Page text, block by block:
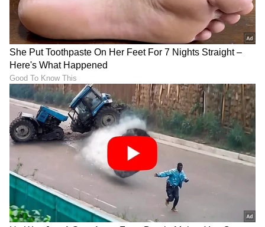
ಮಿಥುನ್ ಚಕ್ರವರ್ತಿ ಆರೋಗ್ಯದಲ್ಲಿ
ಏರುಪೇರು; ಆಸ್ಪತ್ರೆಗೆ ಭೇಟಿ ನೀಡಿ
ಆರೋಗ್ಯ ವಿಚಾರಿಸಿದ CM
ಶುಭೇಂದು ಅಧಿಕಾರಿ
Yash Toxic Trailer Launch:
ಯಶ್ ಸಿನಿಮಾ 'ಟಾಕ್ಸಿಕ್' ಟ್ರೇಲರ್‌
ಲಾಂಚ್‌- ಬೆಂಗಳೂರಿಗೆ ಬಂದಿಳಿದ
ಚೆಲುವೆ ಹುಮಾ ಖುರೇಷಿ!
LATEST VIDEOS
"ರಾಜಕೀಯ ಬೇಡ, ಸಿನಿಮಾನೇ ಪ್ರಾಣ":
ಕನಕೋತ್ಸವದಲ್ಲಿ ರಿಷಬ್ ಶೆಟ್ಟಿ | Rishab
Shetty speech | Suvarna News
ಶೇ.50 ರಿಂದ ಶೇ.18 ಕ್ಕೆ TAX ಇಳಿಕೆ: ಮೋದಿ-
ಟ್ರಂಪ್ ಐತಿಹಾಸಿಕ ಒಪ್ಪಂದ | India US
Trade Deal | Party Rounds